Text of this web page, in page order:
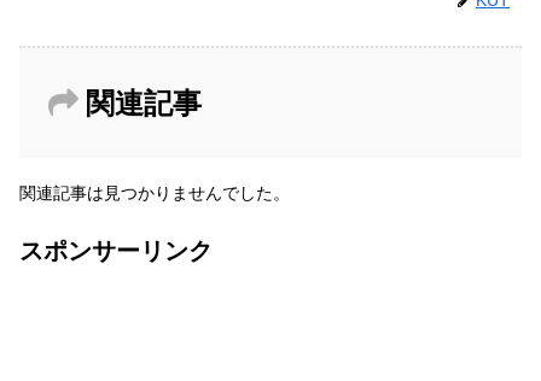
関連記事
関連記事は見つかりませんでした。
スポンサーリンク